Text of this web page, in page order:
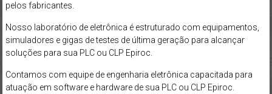
pelos fabricantes.
Nosso laboratório de eletrônica é estruturado com equipamentos,
simuladores e gigas de testes de última geração para alcançar
soluções para sua PLC ou CLP Epiroc.
Contamos com equipe de engenharia eletrônica capacitada para
atuação em software e hardware de sua PLC ou CLP Epiroc.